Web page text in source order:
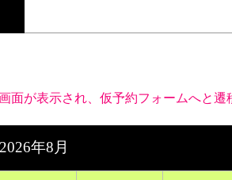
が表示され、仮予約フォームへと遷
2026年8月